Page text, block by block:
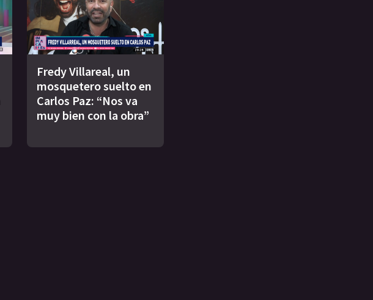
Fredy Villareal, un
mosquetero suelto en
Carlos Paz: “Nos va
muy bien con la obra”